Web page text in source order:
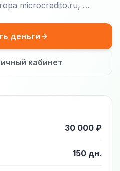
microcredito.ru, …
деньги
кабинет
30 000 ₽
150 дн.